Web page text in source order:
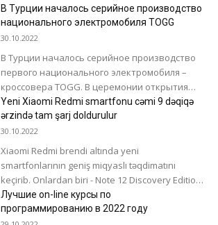
открытия с приветственной речью выступят
официальные представители
Министерства...
В Турции началось серийное производство
национального электромобиля TOGG
30.10.2022
В Турции началось серийное производство
первого национального электромобиля –
кроссовера TOGG. В церемонии открытия
завода в Гемлике (провинция Бурса) принял
участие президент страны Реджеп...
Yeni Xiaomi Redmi smartfonu cəmi 9 dəqiqə
ərzində tam şarj doldurulur
30.10.2022
Xiaomi Redmi brendi altında yeni
smartfonlarının geniş miqyaslı təqdimatını
keçirib. Onlardan biri - Note 12 Discovery Edition
hər kəsin diqqətinə layiqdir. Smartfon kifayət
qədər tutumlu...
Лучшие on-line курсы по
программированию в 2022 году